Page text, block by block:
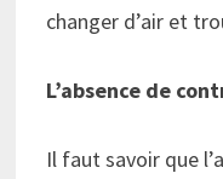
changer d’air et
L’absence de
Il faut savoir que